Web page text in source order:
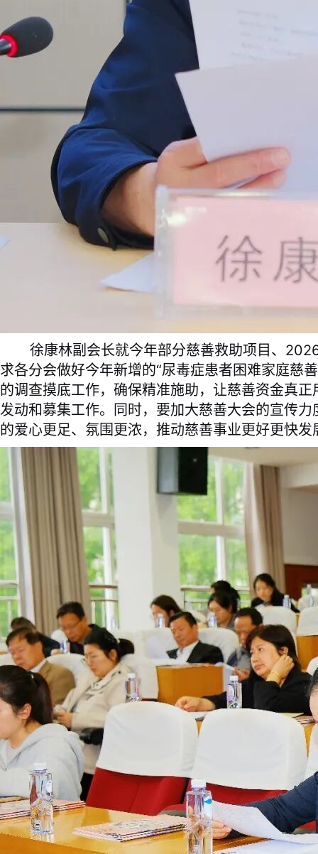
徐康林副会长就今年部分慈善救助项目、2026
求各分会做好今年新增的“尿毒症患者困难家庭慈
的调查摸底工作，确保精准施助，让慈善资金真
发动和募集工作。同时，要加大慈善大会的宣传
的爱心更足、氛围更浓，推动慈善事业更好更快发